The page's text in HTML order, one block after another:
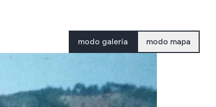
modo galería modo mapa